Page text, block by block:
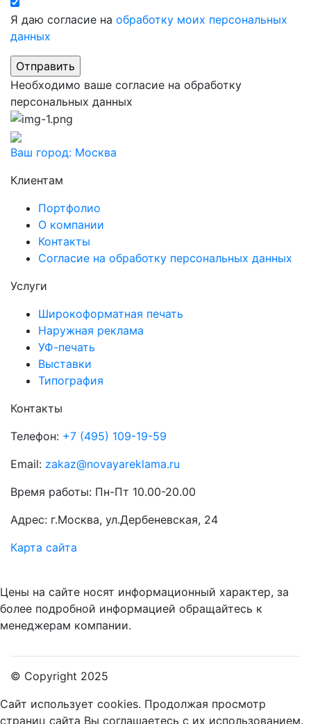
Я даю согласие на обработку моих персональных
данных
Необходимо ваше согласие на обработку
персональных данных
Ваш город: Москва
Клиентам
Портфолио
О компании
Контакты
Согласие на обработку персональных данных
Услуги
Широкоформатная печать
Наружная реклама
УФ-печать
Выставки
Типография
Контакты
Телефон: +7 (495) 109-19-59
Email: zakaz@novayareklama.ru
Время работы: Пн-Пт 10.00-20.00
Адрес: г.Москва, ул.Дербеневская, 24
Карта сайта
Цены на сайте носят информационный характер, за
более подробной информацией обращайтесь к
менеджерам компании.
© Copyright 2025
Сайт использует cookies. Продолжая просмотр
страниц сайта Вы соглашаетесь с их использованием.